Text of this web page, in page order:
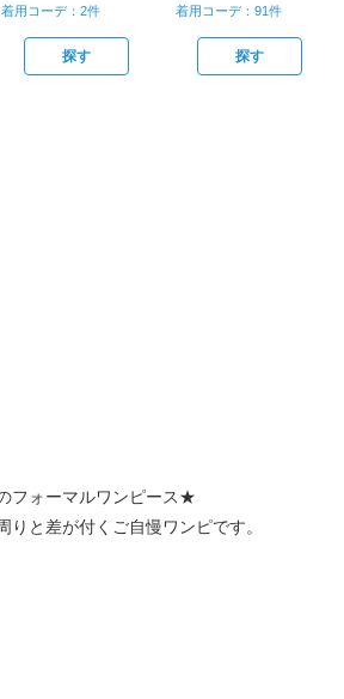
着用コーデ：2件
探す
着用コーデ： 91件
探す
フォーマルワンピース★
りと差が付くご自慢ワンピです。